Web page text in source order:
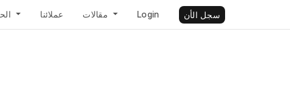
عملائنا Login سجل الأن